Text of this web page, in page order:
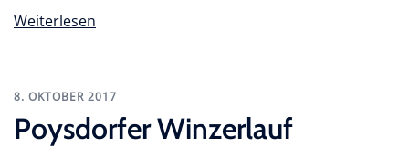
Weiterlesen
8. OKTOBER 2017
Poysdorfer Winzerlauf